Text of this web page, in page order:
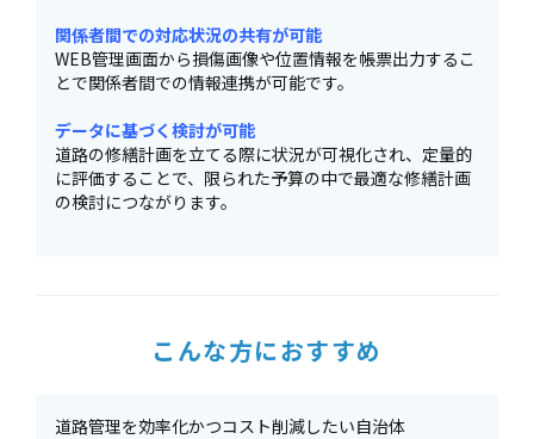
関係者間での対応状況の共有が可能
WEB管理画面から損傷画像や位置情報を帳票出力するこ
とで関係者間での情報連携が可能です。
データに基づく検討が可能
道路の修繕計画を立てる際に状況が可視化され、定量的
に評価することで、限られた予算の中で最適な修繕計画
の検討につながります。
こんな方におすすめ
道路管理を効率化かつコスト削減したい自治体